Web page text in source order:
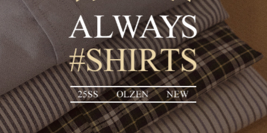
Always
CLASSIC
#SHIRTS